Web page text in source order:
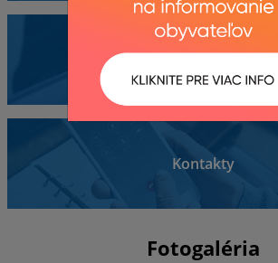
Dokumenty
Kontakty
Fotogaléria